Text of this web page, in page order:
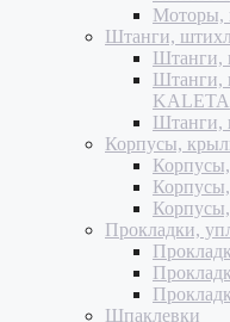
Моторы,
Штанги,
Штанги,
Штанги,
KALETA
Штанги,
Корпусы,
Прокладки,
Шпаклевки